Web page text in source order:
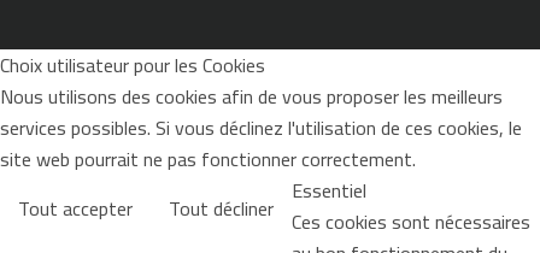
Choix utilisateur pour les Cookies
Nous utilisons des cookies afin de vous proposer les meilleurs
services possibles. Si vous déclinez l'utilisation de ces cookies, le
site web pourrait ne pas fonctionner correctement.
Tout accepter
Tout décliner Essentiel
Ces cookies sont nécessaires